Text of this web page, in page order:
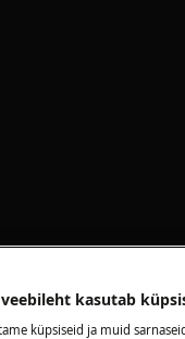
alati oma
user-manuals/
veebileht kasutab
küpsiseid ja muid